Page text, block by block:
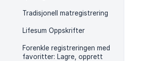
Tradisjonell matregistrering
Lifesum Oppskrifter
Forenkle registreringen med
favoritter: Lagre, opprett